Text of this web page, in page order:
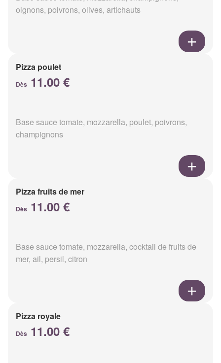
oignons, poivrons, olives, artichauts
Pizza poulet
Dès 11.00 €
Base sauce tomate, mozzarella, poulet, poivrons,
champignons
Pizza fruits de mer
Dès 11.00 €
Base sauce tomate, mozzarella, cocktail de fruits de
mer, ail, persil, citron
Pizza royale
Dès 11.00 €